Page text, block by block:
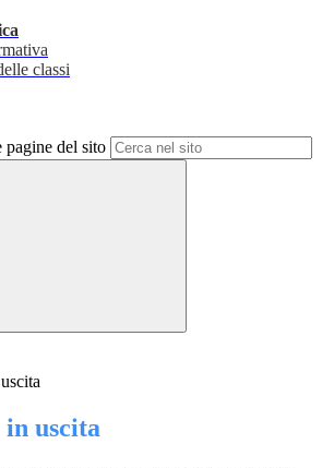
classi
pagine del sito
uscita